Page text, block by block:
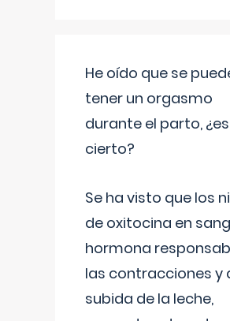
He oído que se
tener un orgasmo
durante el parto, ¿es
cierto?
Se ha visto que los
de oxitocina en
hormona
las contracciones y
subida de la leche,